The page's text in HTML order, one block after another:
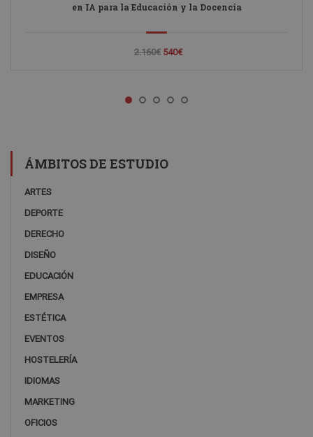
en IA para la Educación y la Docencia
2.160€ 540€
ÁMBITOS DE ESTUDIO
ARTES
DEPORTE
DERECHO
DISEÑO
EDUCACIÓN
EMPRESA
ESTÉTICA
EVENTOS
HOSTELERÍA
IDIOMAS
MARKETING
OFICIOS